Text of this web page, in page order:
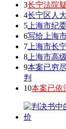
3长宁法院
4长宁区人
5 上海市纪
6写给上海
7 上海市长
8 上海市高
9本案已穷
判
10本案已依